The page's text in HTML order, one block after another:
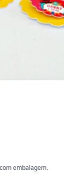
embalagem.